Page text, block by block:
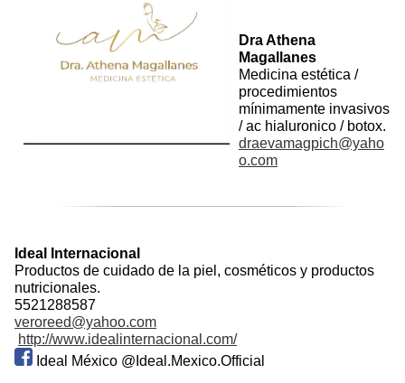
Dra Athena
Magallanes
Medicina estética /
procedimientos
mínimamente invasivos
/ ac hialuronico / botox.
draevamagpich@yaho
o.com
Ideal Internacional
Productos de cuidado de la piel, cosméticos y productos
nutricionales.
5521288587
veroreed@yahoo.com
http://www.idealinternacional.com/
Ideal México @Ideal.Mexico.Official